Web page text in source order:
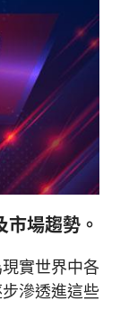
場趨勢。
實世界中各
滲透進這些